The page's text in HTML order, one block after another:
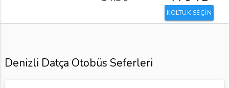
KOLTUK SEÇİN
Denizli Datça Otobüs Seferleri